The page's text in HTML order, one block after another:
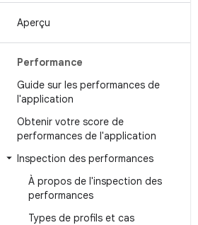
Aperçu
Performance
Guide sur les performances de
l'application
Obtenir votre score de
performances de l'application
Inspection des performances
À propos de l'inspection des
performances
Types de profils et cas